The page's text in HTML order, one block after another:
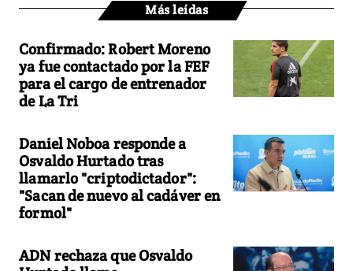
Más leídas
Confirmado: Robert Moreno
ya fue contactado por la FEF
para el cargo de entrenador
de La Tri
Daniel Noboa responde a
Osvaldo Hurtado tras
llamarlo "criptodictador":
"Sacan de nuevo al cadáver en
formol"
ADN rechaza que Osvaldo